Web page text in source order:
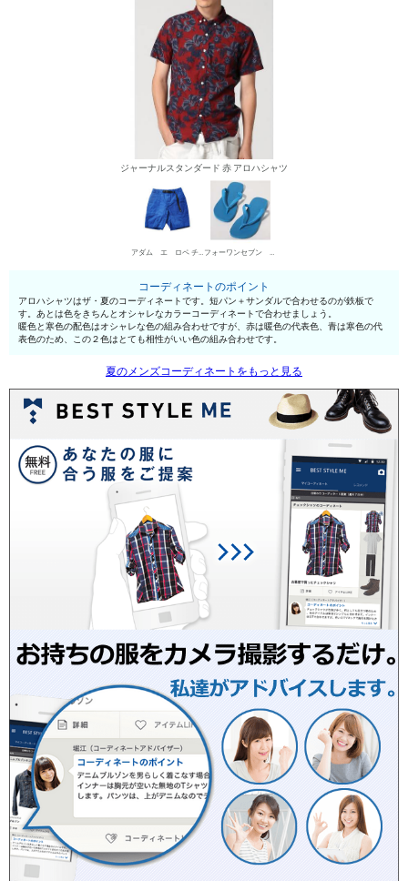
ジャーナルスタンダード 赤 アロハシャツ
アダム エ ロペ チノパン・綿パン フォーワンセブン バイ エディフィス サンダル
コーディネートのポイント
アロハシャツはザ・夏のコーディネートです。短パン＋サンダルで合わせるのが鉄板で
す。あとは色をきちんとオシャレなカラーコーディネートで合わせましょう。
暖色と寒色の配色はオシャレな色の組み合わせですが、赤は暖色の代表色、青は寒色の代
表色のため、この２色はとても相性がいい色の組み合わせです。
夏のメンズコーディネートをもっと見る